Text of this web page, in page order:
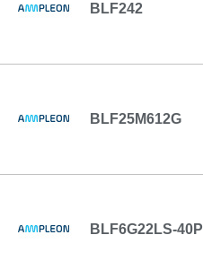
BLF242
BLF25M612G
BLF6G22LS-40P